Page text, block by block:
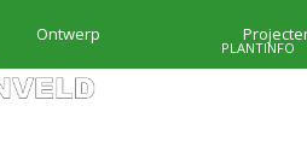
PLANTINFO
Ontwerp